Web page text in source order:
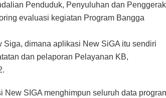
Penduduk, Penyuluhan dan
evaluasi kegiatan Program Bangga
dimana aplikasi New SiGA itu sendiri
dan pelaporan Pelayanan KB,
SIGA menghimpun seluruh data